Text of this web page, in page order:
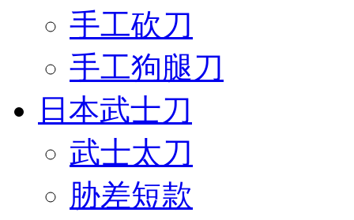
手工砍刀
手工狗腿刀
日本武士刀
武士太刀
胁差短款